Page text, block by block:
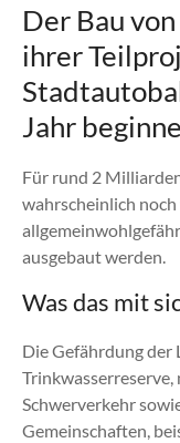
Der Bau
ihrer
Jahr
Für rund 2
wahrscheinlich
ausgebaut werden.
Was das mit
Die Gefährdung der
Schwerverkehr
Gemeinschaften,